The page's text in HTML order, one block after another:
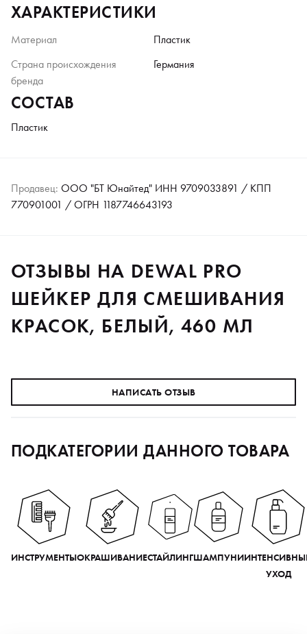
ХАРАКТЕРИСТИКИ
Материал
Пластик
Страна происхождения
бренда
Германия
СОСТАВ
Пластик
Продавец: ООО "БТ Юнайтед" ИНН 9709033891 / КПП
770901001 / ОГРН 1187746643193
ОТЗЫВЫ НА DEWAL PRO
ШЕЙКЕР ДЛЯ СМЕШИВАНИЯ
КРАСОК, БЕЛЫЙ, 460 МЛ
НАПИСАТЬ ОТЗЫВ
ПОДКАТЕГОРИИ ДАННОГО ТОВАРА
ИНСТРУМЕНТЫОКРАШИВАНИЕСТАЙЛИНГШАМПУНИ
УХОД